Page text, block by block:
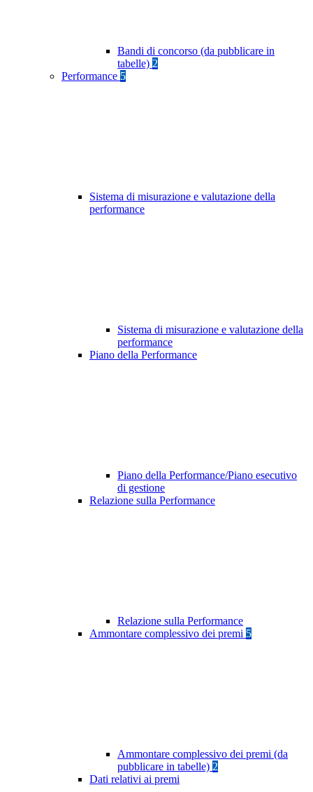
Bandi di concorso (da pubblicare in
tabelle) 2
Performance 5
Sistema di misurazione e valutazione della
performance
Sistema di misurazione e valutazione della
performance
Piano della Performance
Piano della Performance/Piano esecutivo
di gestione
Relazione sulla Performance
Relazione sulla Performance
Ammontare complessivo dei premi 5
Ammontare complessivo dei premi (da
pubblicare in tabelle) 2
Dati relativi ai premi